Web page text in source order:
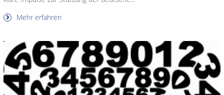
Mehr erfahren